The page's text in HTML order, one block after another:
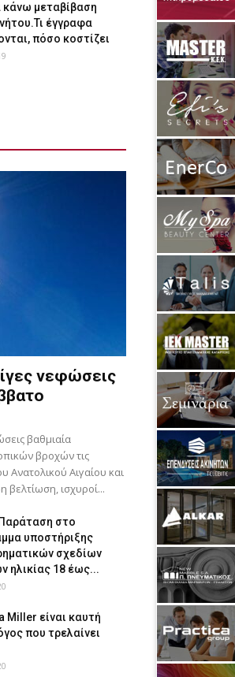
μεταβίβαση
έγγραφα
πόσο κοστίζει
νεφώσεις
βαθμιαία
βροχών τις
Ανατολικού Αιγαίου και
ισχυροί...
στο
υποστήριξης
σχεδίων
ηλικίας 18 έως...
Miller είναι καυτή
που τρελαίνει